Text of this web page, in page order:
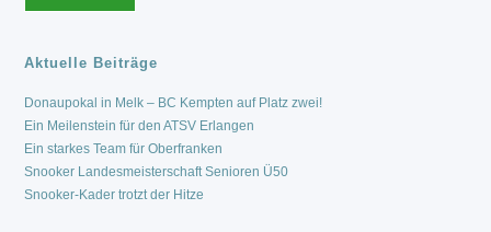
Aktuelle Beiträge
Donaupokal in Melk – BC Kempten auf Platz zwei!
Ein Meilenstein für den ATSV Erlangen
Ein starkes Team für Oberfranken
Snooker Landesmeisterschaft Senioren Ü50
Snooker-Kader trotzt der Hitze